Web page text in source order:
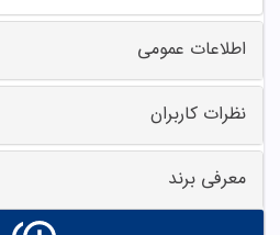
اطلاعات عمومی
نظرات کاربران
معرفی برند